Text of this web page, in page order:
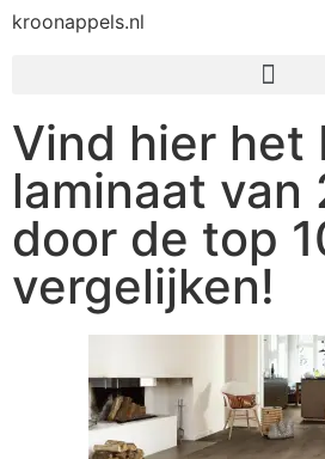
kroonappels.nl
Vind hier het
laminaat van
door de top
vergelijken!